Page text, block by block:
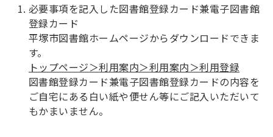
必要事項を記入した図書館登録カード兼電子図書館
登録カード
平塚市図書館ホームページからダウンロードできま
す。
トップページ＞利用案内＞利用案内＞利用登録
図書館登録カード兼電子図書館登録カードの内容を
ご自宅にある白い紙や便せん等にご記入いただいて
もかまいません。